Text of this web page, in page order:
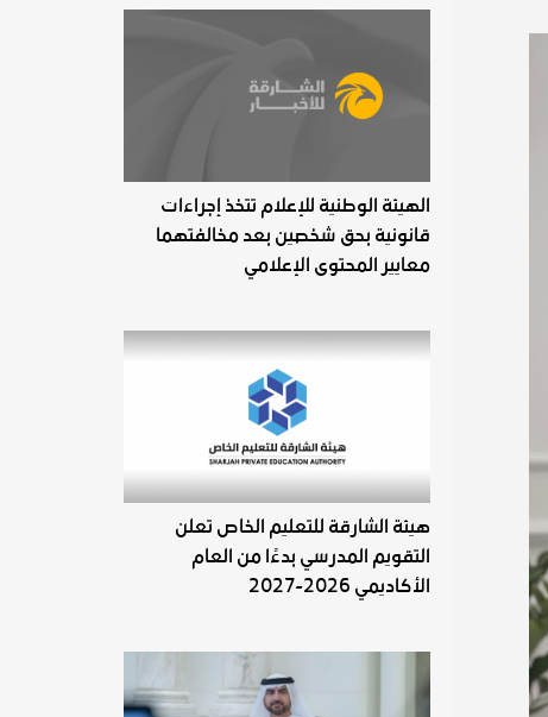
الهيئة الوطنية للإعلام تتخذ إجراءات
قانونية بحق شخصين بعد مخالفتهما
معايير المحتوى الإعلامي
هيئة الشارقة للتعليم الخاص تعلن
التقويم المدرسي بدءًا من العام
الأكاديمي 2026-2027